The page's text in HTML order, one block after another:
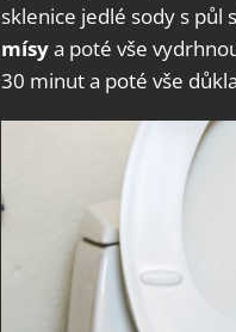
sklenice jedlé sody s půl
mísya poté vše
30 minut a poté vše